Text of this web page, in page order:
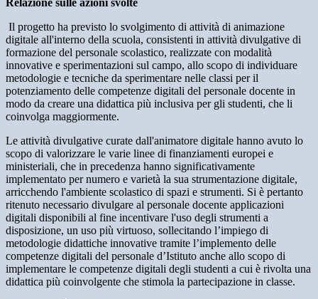
Relazione sulle azioni svolte
Il progetto ha previsto lo svolgimento di attività di animazione
digitale all'interno della scuola, consistenti in attività divulgative di
formazione del personale scolastico, realizzate con modalità
innovative e sperimentazioni sul campo, allo scopo di individuare
metodologie e tecniche da sperimentare nelle classi per il
potenziamento delle competenze digitali del personale docente in
modo da creare una didattica più inclusiva per gli studenti, che li
coinvolga maggiormente.
Le attività divulgative curate dall'animatore digitale hanno avuto lo
scopo di valorizzare le varie linee di finanziamenti europei e
ministeriali, che in precedenza hanno significativamente
implementato per numero e varietà la sua strumentazione digitale,
arricchendo l'ambiente scolastico di spazi e strumenti. Si è pertanto
ritenuto necessario divulgare al personale docente applicazioni
digitali disponibili al fine incentivare l'uso degli strumenti a
disposizione, un uso più virtuoso, sollecitando l’impiego di
metodologie didattiche innovative tramite l’implemento delle
competenze digitali del personale d’Istituto anche allo scopo di
implementare le competenze digitali degli studenti a cui è rivolta una
didattica più coinvolgente che stimola la partecipazione in classe.